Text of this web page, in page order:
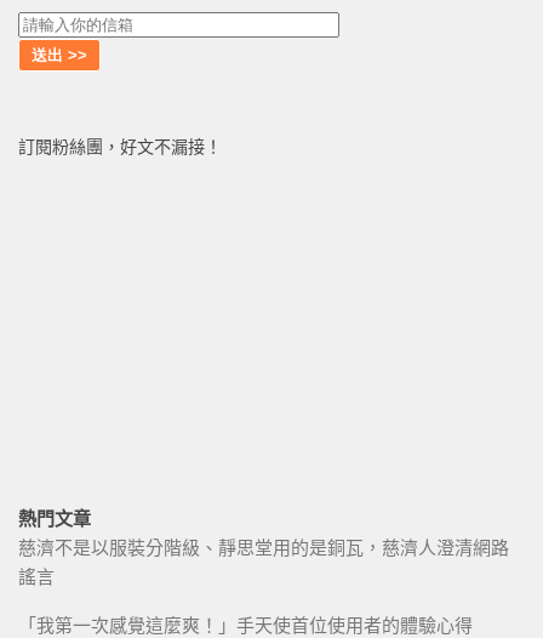
訂閱粉絲團，好文不漏接！
熱門文章
慈濟不是以服裝分階級、靜思堂用的是銅瓦，慈濟人澄清網路
謠言
「我第一次感覺這麼爽！」手天使首位使用者的體驗心得